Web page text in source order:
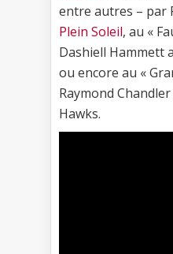
entre autres – par
Plein Soleil, au «
Dashiell Hammett
ou encore au «
Raymond
Hawks.